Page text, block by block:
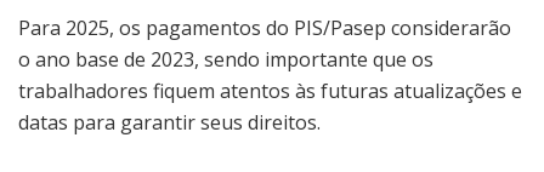
Para 2025, os pagamentos do PIS/Pasep considerarão
o ano base de 2023, sendo importante que os
trabalhadores fiquem atentos às futuras atualizações e
datas para garantir seus direitos.